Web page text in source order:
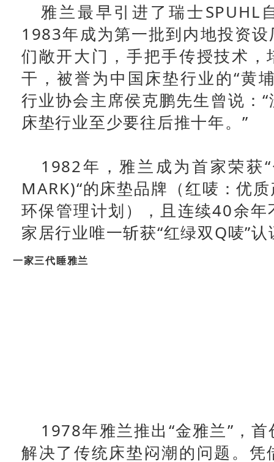
雅兰最早引进了瑞士SPUHL
1983年成为第一批到内地投资
们敞开大门，手把手传授技术，
干，被誉为中国床垫行业的“黄
行业协会主席侯克鹏先生曾说：
床垫行业至少要往后推十年。”
1982年，雅兰成为首家荣获
MARK)“的床垫品牌（红唛：优
环保管理计划），且连续40余
家居行业唯一斩获“红绿双Q唛”
一家三代睡雅兰
1978年雅兰推出“金雅兰”，
解决了传统床垫闷潮的问题。凭